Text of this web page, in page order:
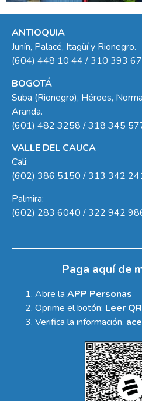
ANTIOQUIA
Junín, Palacé, Itagüí y Rionegro.
(604) 448 10 44 / 310 393
BOGOTÁ
Suba (Rionegro), Héroes,
Aranda.
(601) 482 3258 / 318 345
VALLE DEL CAUCA
Cali:
(602) 386 5150 / 313 342
Palmira:
(602) 283 6040 / 322 942
Paga aquí de
Abre la APP Personas
Oprime el botón: Leer QR
Verifica la información,